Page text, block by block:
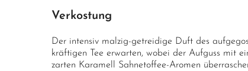
Verkostung
Der intensiv malzig-getreidige Duft des
kräftigen Tee erwarten, wobei der Aufguss mit
zarten Karamell Sahnetoffee-Aromen